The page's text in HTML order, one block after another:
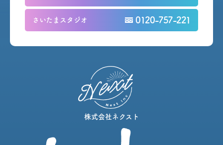
さいたまスタジオ 0120-757-221
株式会社ネクスト